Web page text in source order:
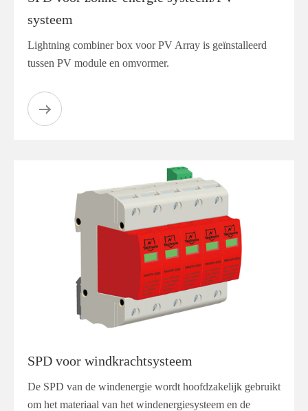
systeem
Lightning combiner box voor PV Array is geïnstalleerd
tussen PV module en omvormer.
SPD voor windkrachtsysteem
De SPD van de windenergie wordt hoofdzakelijk gebruikt
om het materiaal van het windenergiesysteem en de